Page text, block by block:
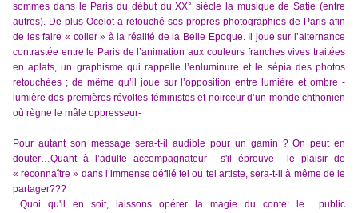
sommes dans le Paris du début du XX° siècle la musique de Satie (entre
autres). De plus Ocelot a retouché ses propres photographies de Paris afin
de les faire « coller » à la réalité de la Belle Epoque. Il joue sur l’alternance
contrastée entre le Paris de l’animation aux couleurs franches vives traitées
en aplats, un graphisme qui rappelle l’enluminure et le sépia des photos
retouchées ; de même qu’il joue sur l’opposition entre lumière et ombre -
lumière des premières révoltes féministes et noirceur d’un monde chthonien
où règne le mâle oppresseur-
Pour autant son message sera-t-il audible pour un gamin ? On peut en
douter…Quant à l’adulte accompagnateur s'il éprouve le plaisir de
« reconnaître » dans l’immense défilé tel ou tel artiste, sera-t-il à même de le
partager???
Quoi qu'il en soit, laissons opérer la magie du conte: le public